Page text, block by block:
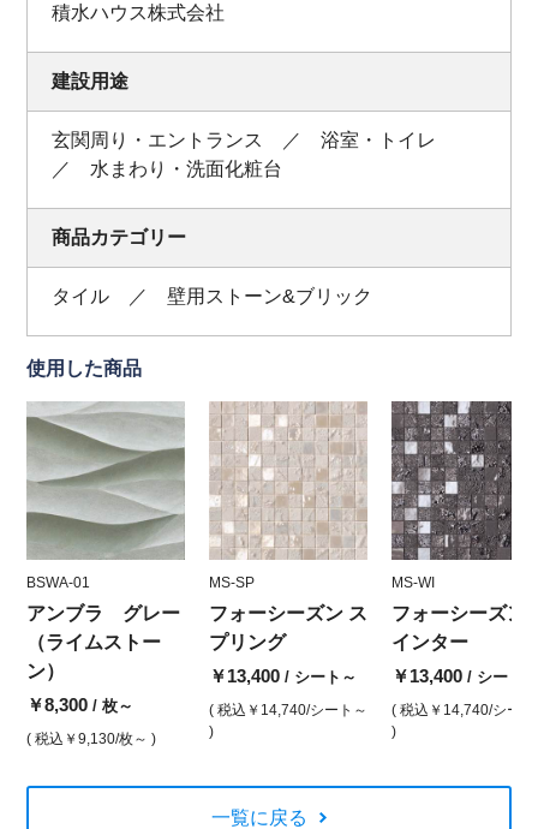
積水ハウス株式会社
建設用途
玄関周り・エントランス ／ 浴室・トイレ
／ 水まわり・洗面化粧台
商品カテゴリー
タイル ／ 壁用ストーン&ブリック
使用した商品
BSWA-01
アンブラ グレー
（ライムストー
ン）
￥8,300/ 枚～
( 税込 ￥9,130/枚～ )
MS-SP
フォーシーズン ス
プリング
￥13,400/ シート～
( 税込 ￥14,740/シート～
)
MS-WI
フォーシーズン
インター
￥13,400/ シート
( 税込 ￥14,740/シー
)
一覧に戻る